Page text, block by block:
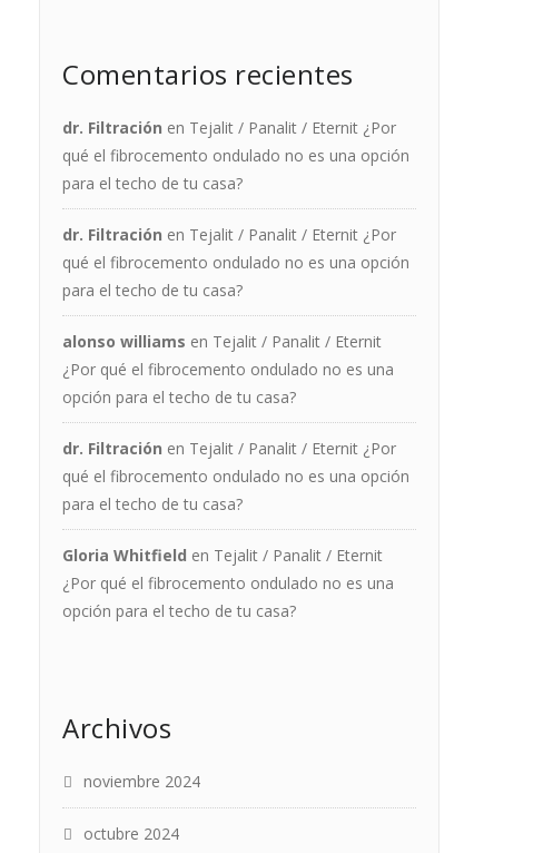
Comentarios recientes
dr. Filtración en Tejalit / Panalit / Eternit ¿Por
qué el fibrocemento ondulado no es una opción
para el techo de tu casa?
dr. Filtración en Tejalit / Panalit / Eternit ¿Por
qué el fibrocemento ondulado no es una opción
para el techo de tu casa?
alonso williams en Tejalit / Panalit / Eternit
¿Por qué el fibrocemento ondulado no es una
opción para el techo de tu casa?
dr. Filtración en Tejalit / Panalit / Eternit ¿Por
qué el fibrocemento ondulado no es una opción
para el techo de tu casa?
Gloria Whitfield en Tejalit / Panalit / Eternit
¿Por qué el fibrocemento ondulado no es una
opción para el techo de tu casa?
Archivos
noviembre 2024
octubre 2024